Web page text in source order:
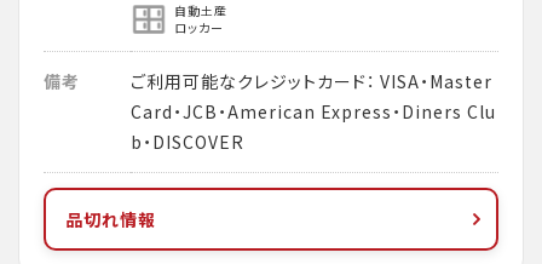
自動土産
ロッカー
備考
ご利用可能なクレジットカード： VISA・Master
Card・JCB・American Express・Diners Clu
b・DISCOVER
品切れ情報